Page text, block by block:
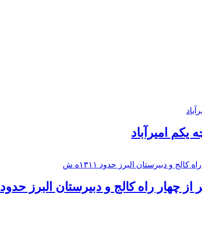
یکم امیرآباد
راه كالج و دبيرستان البرز حدود ۱۳۱۱ه ش